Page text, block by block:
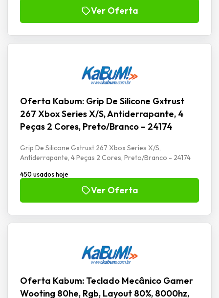
Ver Oferta
Oferta Kabum: Grip De Silicone Gxtrust
267 Xbox Series X/S, Antiderrapante, 4
Peças 2 Cores, Preto/Branco – 24174
Grip De Silicone Gxtrust 267 Xbox Series X/S,
Antiderrapante, 4 Peças 2 Cores, Preto/Branco - 24174
450 usados hoje
Ver Oferta
Oferta Kabum: Teclado Mecânico Gamer
Wooting 80he, Rgb, Layout 80%, 8000hz,